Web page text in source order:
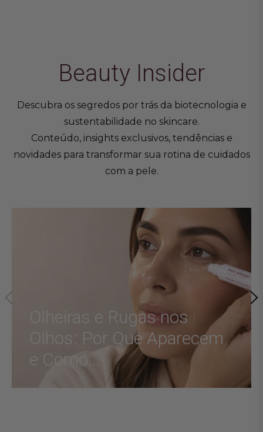
Beauty Insider
Descubra os segredos por trás da biotecnologia e
sustentabilidade no skincare.
Conteúdo, insights exclusivos, tendências e
novidades para transformar sua rotina de cuidados
com a pele.
Olheiras e Rugas nos
Olhos: Por Que Aparecem
e Como...